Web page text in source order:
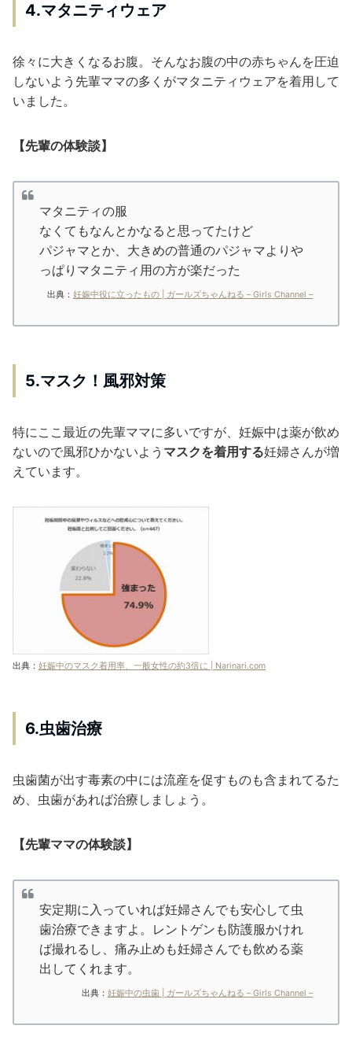
4.マタニティウェア
徐々に大きくなるお腹。そんなお腹の中の赤ちゃんを圧迫
しないよう先輩ママの多くがマタニティウェアを着用して
いました。
【先輩の体験談】
マタニティの服
なくてもなんとかなると思ってたけど
パジャマとか、大きめの普通のパジャマよりや
っぱりマタニティ用の方が楽だった
出典： 妊娠中役に立ったもの | ガールズちゃんねる – Girls Channel –
5.マスク！風邪対策
特にここ最近の先輩ママに多いですが、妊娠中は薬が飲め
ないので風邪ひかないよう マスクを着用する妊婦さんが増
えています。
出典： 妊娠中のマスク着用率、一般女性の約3倍に | Narinari.com
6.虫歯治療
虫歯菌が出す毒素の中には流産を促すものも含まれてるた
め、虫歯があれば治療しましょう。
【先輩ママの体験談】
安定期に入っていれば妊婦さんでも安心して虫
歯治療できますよ。レントゲンも防護服かけれ
ば撮れるし、痛み止めも妊婦さんでも飲める薬
出してくれます。
出典： 妊娠中の虫歯 | ガールズちゃんねる – Girls Channel –